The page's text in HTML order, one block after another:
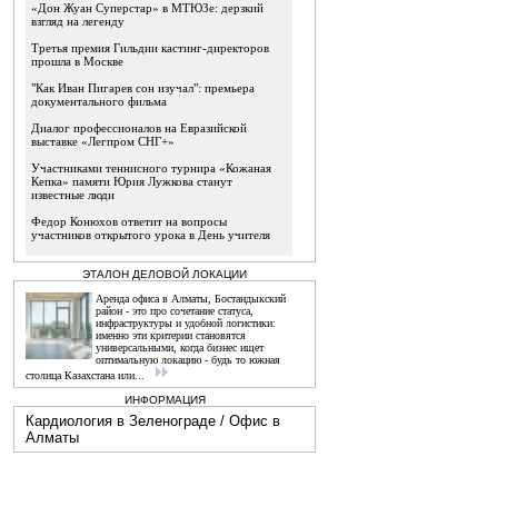
«Дон Жуан Суперстар» в МТЮЗе: дерзкий
взгляд на легенду
Третья премия Гильдии кастинг-директоров
прошла в Москве
"Как Иван Пигарев сон изучал": премьера
документального фильма
Диалог профессионалов на Евразийской
выставке «Легпром СНГ+»
Участниками теннисного турнира «Кожаная
Кепка» памяти Юрия Лужкова станут
известные люди
Федор Конюхов ответит на вопросы
участников открытого урока в День учителя
ЭТАЛОН ДЕЛОВОЙ ЛОКАЦИИ
Аренда офиса в Алматы, Бостандыкский
район - это про сочетание статуса,
инфраструктуры и удобной логистики:
именно эти критерии становятся
универсальными, когда бизнес ищет
оптимальную локацию - будь то южная
столица Казахстана или...
ИНФОРМАЦИЯ
Кардиология в Зеленограде / Офис в
Алматы